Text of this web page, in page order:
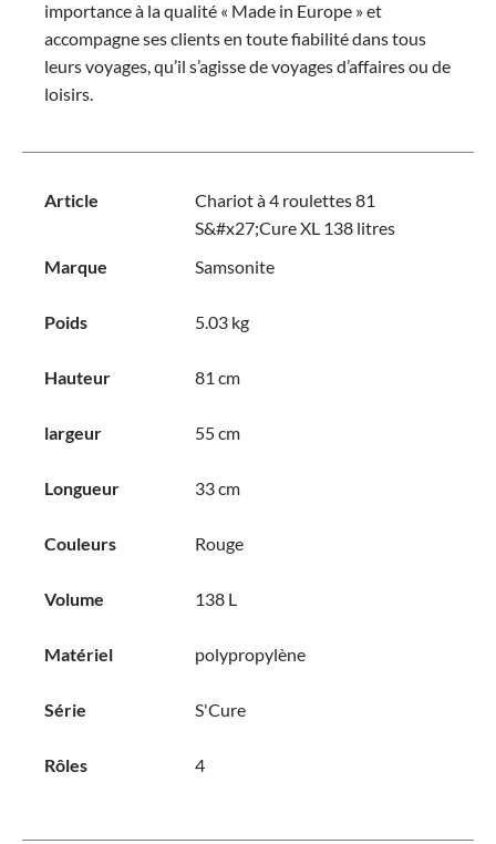
importance à la qualité « Made in Europe » et
accompagne ses clients en toute fiabilité dans tous
leurs voyages, qu’il s’agisse de voyages d’affaires ou de
loisirs.
Article
Chariot à 4 roulettes 81
S&#x27;Cure XL 138 litres
Marque
Samsonite
Poids 5.03 kg
Hauteur 81 cm
largeur 55 cm
Longueur 33 cm
Couleurs Rouge
Volume 138 L
Matériel polypropylène
Série S'Cure
Rôles 4